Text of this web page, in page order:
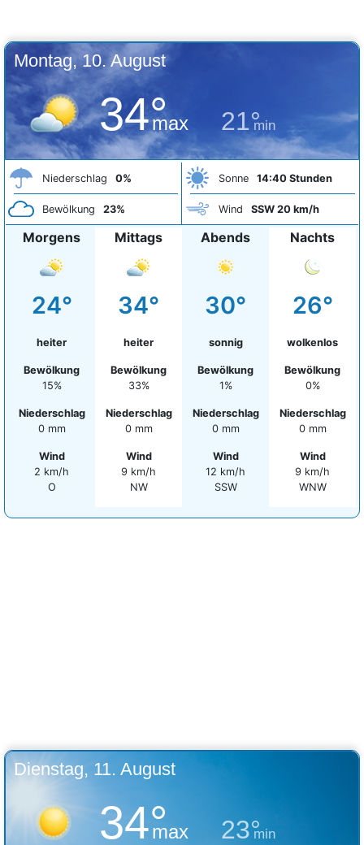
Montag, 10. August
34°
max 21°
min
Niederschlag 0%
Bewölkung 23%
Sonne 14:40 Stunden
Wind SSW 20 km/h
Morgens
24°
heiter
Bewölkung
15%
Niederschlag
0 mm
Wind
2 km/h
O
Mittags
34°
heiter
Bewölkung
33%
Niederschlag
0 mm
Wind
9 km/h
NW
Abends
30°
sonnig
Bewölkung
1%
Niederschlag
0 mm
Wind
12 km/h
SSW
Nachts
26°
wolkenlos
Bewölkung
0%
Niederschlag
0 mm
Wind
9 km/h
WNW
Dienstag, 11. August
34°
max 23°
min